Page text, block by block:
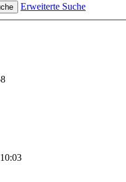
Erweiterte Suche